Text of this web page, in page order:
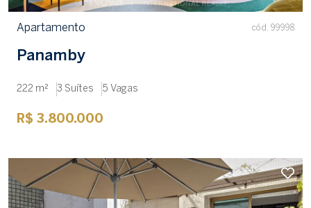
Apartamento cód. 99998
Panamby
222 m² 3 Suítes 5 Vagas
R$ 3.800.000